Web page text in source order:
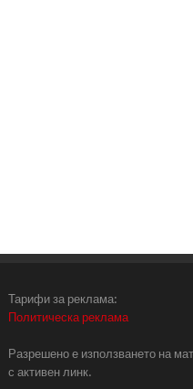
Тарифи за реклама:
Политическа реклама
Разрешено е използването на
с активен линк.